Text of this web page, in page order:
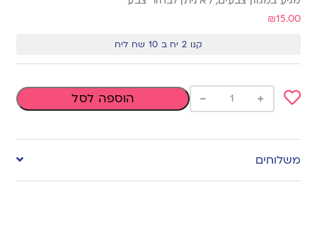
₪15.00
קנו 2 יח ב 10 שח ליח
to
wishlist
+
- הוספה לסל
משלוחים